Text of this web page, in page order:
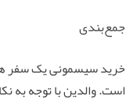
جمع‌بندی
خرید سیسمونی یک سفر
است. والدین با توجه به